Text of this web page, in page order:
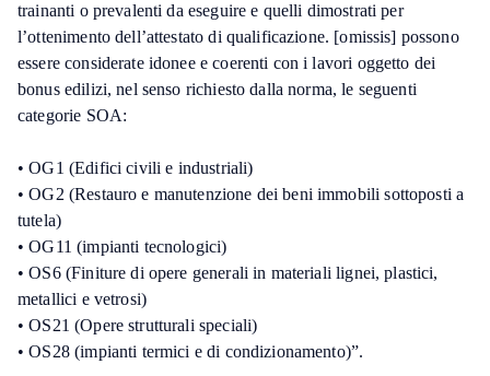
trainanti o prevalenti da eseguire e quelli dimostrati per
l’ottenimento dell’attestato di qualificazione. [omissis] possono
essere considerate idonee e coerenti con i lavori oggetto dei
bonus edilizi, nel senso richiesto dalla norma, le seguenti
categorie SOA:
• OG1 (Edifici civili e industriali)
• OG2 (Restauro e manutenzione dei beni immobili sottoposti a
tutela)
• OG11 (impianti tecnologici)
• OS6 (Finiture di opere generali in materiali lignei, plastici,
metallici e vetrosi)
• OS21 (Opere strutturali speciali)
• OS28 (impianti termici e di condizionamento)”.